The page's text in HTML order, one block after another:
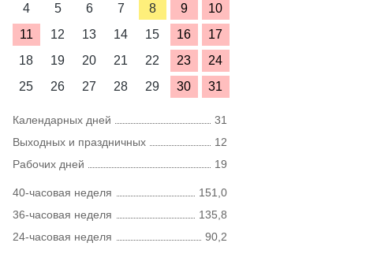
4
5 6 7 8 9
10
11
12 13 14 15 16
17
18
19 20 21 22 23
24
25
26 27 28 29 30 31
Календарных дней
31
Выходных и праздничных
12
Рабочих дней
19
40-часовая неделя
151,0
36-часовая неделя
135,8
24-часовая неделя
90,2